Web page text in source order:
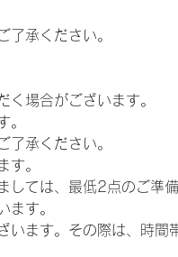
承ください。
場合がございます。
。
了承ください。
す。
ては、最低2点のご準備
ます。
います。その際は、時間